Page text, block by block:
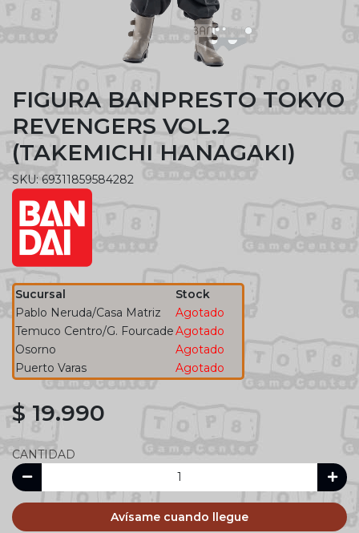
FIGURA BANPRESTO TOKYO
REVENGERS VOL.2
(TAKEMICHI HANAGAKI)
SKU: 69311859584282
Sucursal
Stock
Pablo Neruda/Casa Matriz
Agotado
Temuco Centro/G. FourcadeAgotado
Osorno
Agotado
Puerto Varas
Agotado
$ 19.990
CANTIDAD
Avísame cuando llegue